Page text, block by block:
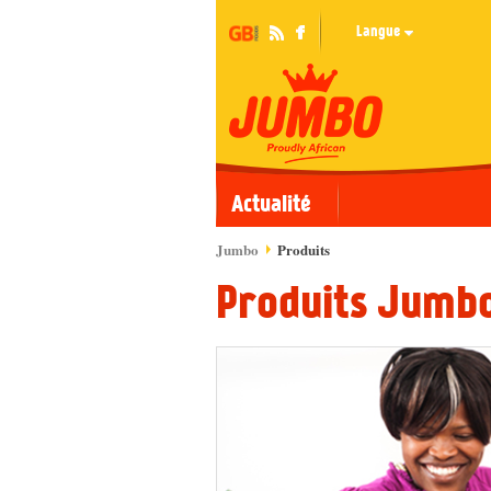
Langue
Actualité
Jumbo Produits
Produits